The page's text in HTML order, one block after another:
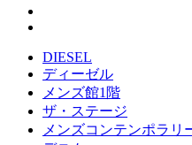
DIESEL
ディーゼル
メンズ館1階
ザ・ステージ
メンズコンテンポラリ